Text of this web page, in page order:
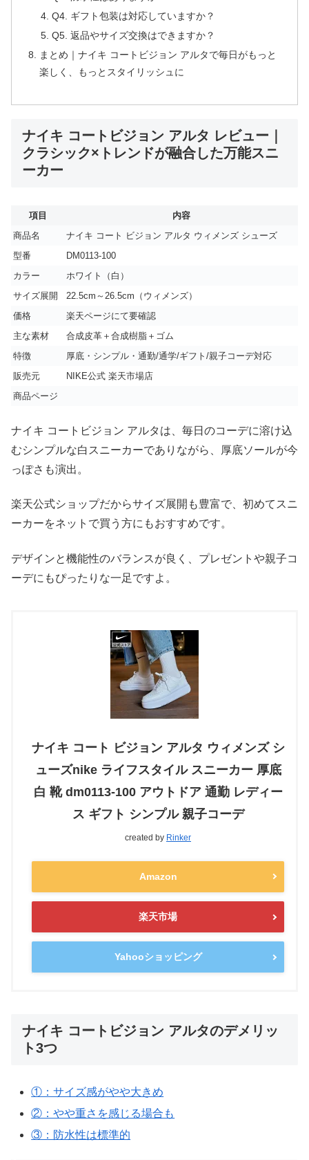
Q4. ギフト包装は対応していますか？
Q5. 返品やサイズ交換はできますか？
まとめ｜ナイキ コートビジョン アルタで毎日がもっと
楽しく、もっとスタイリッシュに
ナイキ コートビジョン アルタ レビュー｜
クラシック×トレンドが融合した万能スニ
ーカー
項目
内容
商品名
ナイキ コート ビジョン アルタ ウィメンズ シューズ
型番
DM0113-100
カラー
ホワイト（白）
サイズ展開
22.5cm～26.5cm（ウィメンズ）
価格
楽天ページにて要確認
主な素材
合成皮革＋合成樹脂＋ゴム
特徴
厚底・シンプル・通勤/通学/ギフト/親子コーデ対応
販売元
NIKE公式 楽天市場店
商品ページ
ナイキ コートビジョン アルタは、毎日のコーデに溶け込
むシンプルな白スニーカーでありながら、厚底ソールが今
っぽさも演出。
楽天公式ショップだからサイズ展開も豊富で、初めてスニ
ーカーをネットで買う方にもおすすめです。
デザインと機能性のバランスが良く、プレゼントや親子コ
ーデにもぴったりな一足ですよ。
ナイキ コート ビジョン アルタ ウィメンズ シ
ューズnike ライフスタイル スニーカー 厚底
白 靴 dm0113-100 アウトドア 通勤 レディー
ス ギフト シンプル 親子コーデ
created by Rinker
Amazon
楽天市場
Yahooショッピング
ナイキ コートビジョン アルタのデメリッ
ト3つ
①：サイズ感がやや大きめ
②：やや重さを感じる場合も
③：防水性は標準的